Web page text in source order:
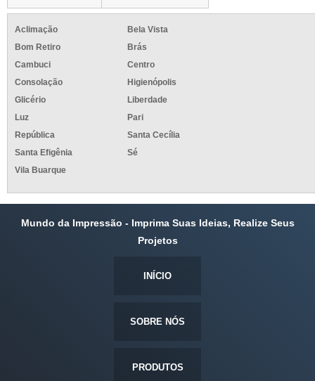
Aclimação
Bela Vista
Bom Retiro
Brás
Cambuci
Centro
Consolação
Higienópolis
Glicério
Liberdade
Luz
Pari
República
Santa Cecília
Santa Efigênia
Sé
Vila Buarque
Mundo da Impressão - Imprima Suas Ideias, Realize Seus
Projetos
INÍCIO
SOBRE NÓS
PRODUTOS